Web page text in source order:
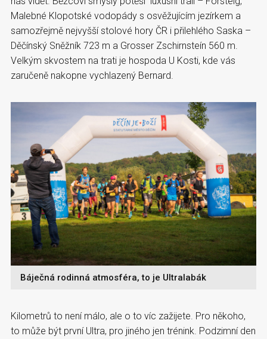
Malebné Klopotské vodopády s osvěžujícím jezírkem a
samozřejmě nejvyšší stolové hory ČR i přilehlého Saska –
Děčínský Sněžník 723 m a Grosser Zschirnsteín 560 m.
Velkým skvostem na trati je hospoda U Kosti, kde vás
zaručeně nakopne vychlazený Bernard.
Báječná rodinná atmosféra, to je Ultralabák
Kilometrů to není málo, ale o to víc zažijete. Pro někoho,
to může být první Ultra, pro jiného jen trénink. Podzimní den